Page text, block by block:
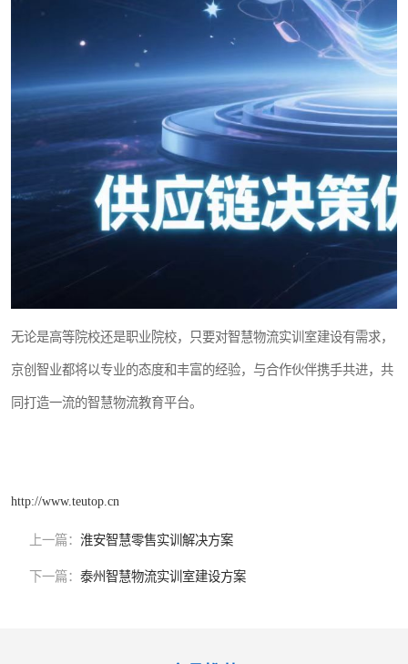
无论是高等院校还是职业院校，只要对智慧物流实训室建设有需求，
京创智业都将以专业的态度和丰富的经验，与合作伙伴携手共进，共
同打造一流的智慧物流教育平台。
http://www.teutop.cn
上一篇： 淮安智慧零售实训解决方案
下一篇： 泰州智慧物流实训室建设方案